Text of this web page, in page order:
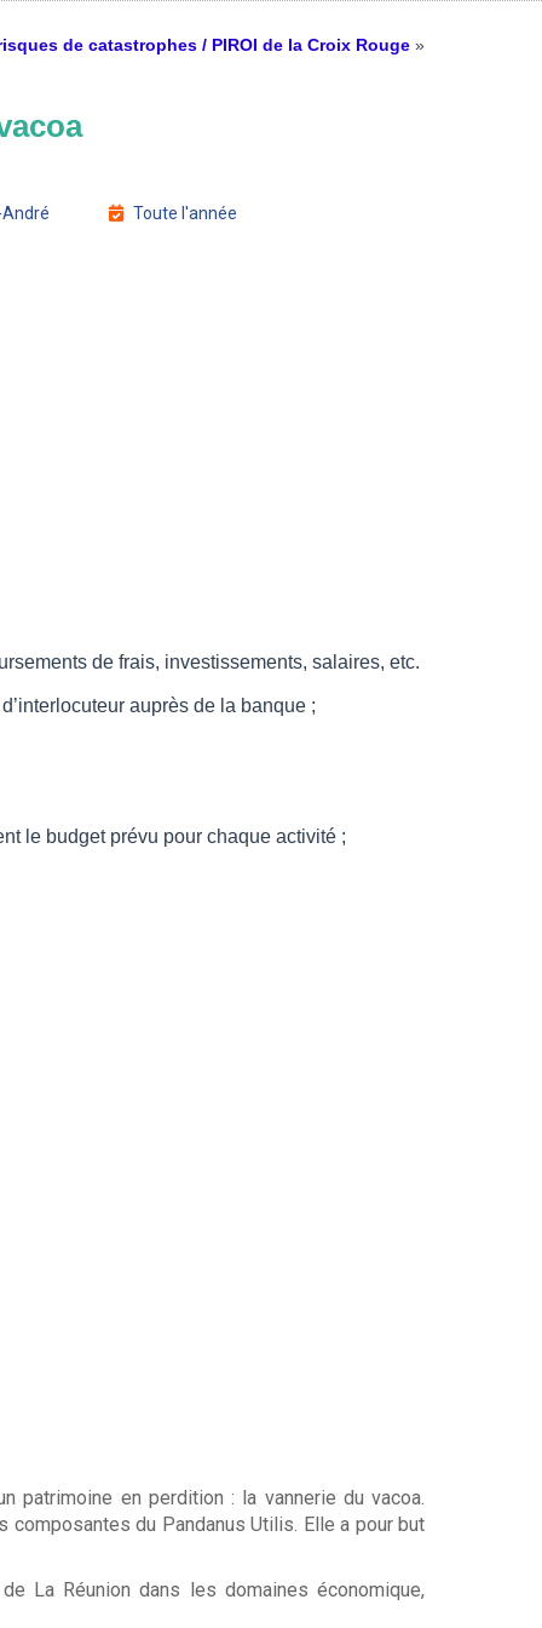
de catastrophes / PIROI de la Croix Rouge »
Toute l'année
de frais, investissements, salaires, etc.
auprès de la banque ;
le budget prévu pour chaque activité ;
patrimoine en perdition : la vannerie du vacoa.
du Pandanus Utilis. Elle a pour but
La Réunion dans les domaines économique,